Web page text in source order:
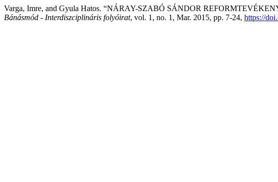
Varga, Imre, and Gyula Hatos. “NÁRAY-SZABÓ SÁNDOR
Bánásmód - Interdiszciplináris folyóirat, vol. 1, no. 1, Mar. 2015, pp. 7-24, https://